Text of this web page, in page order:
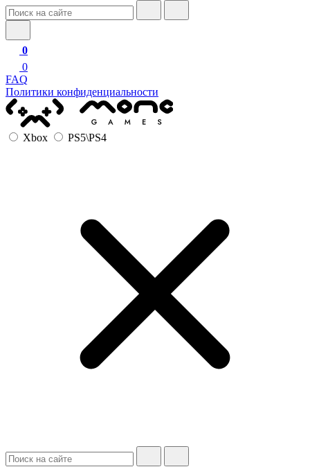
0
0
FAQ
Политики конфиденциальности
Xbox PS5\PS4